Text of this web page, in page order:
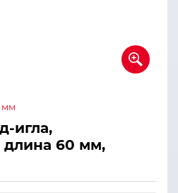
мм
игла,
длина 60 мм,